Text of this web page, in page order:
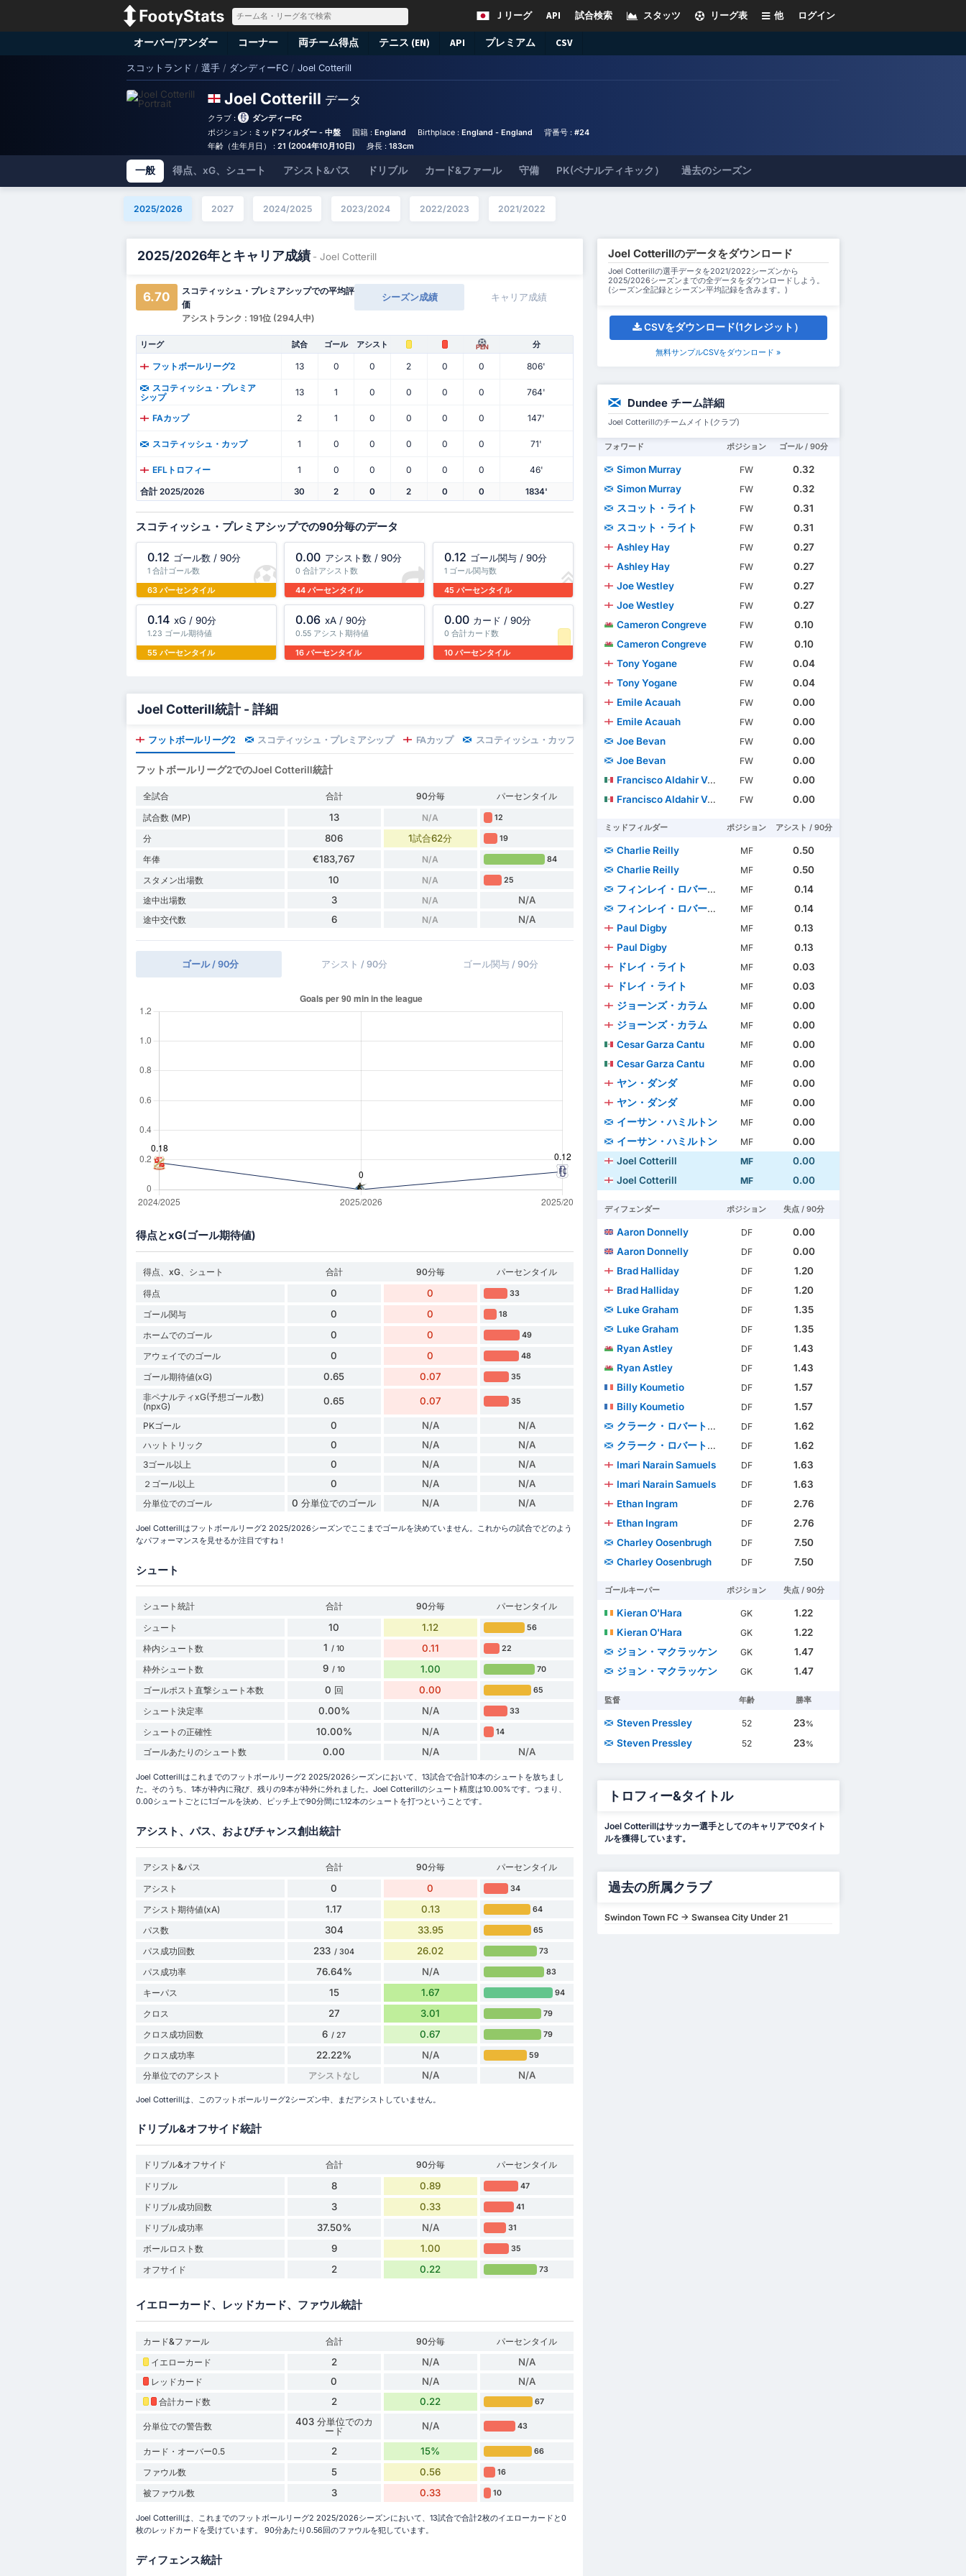
ログイン
他
リーグ表
スタッツ
試合検索
API
Ｊリーグ
オーバー/アンダー コーナー 両チーム得点 テニス (EN) API プレミアム CSV
スコットランド / 選手 / ダンディーFC / Joel Cotterill
Joel Cotterill データ
クラブ :
ダンディーFC
ポジション : ミッドフィルダー - 中盤 国籍 : England Birthplace :England - England 背番号 :#24
年齢（生年月日） : 21 (2004年10月10日) 身長 : 183cm
一般 得点、xG、シュート アシスト&パス ドリブル カード&ファール 守備 PK(ペナルティキック） 過去のシーズン
2025/2026 2027 2024/2025 2023/2024 2022/2023 2021/2022
2025/2026年とキャリア成績 - Joel Cotterill
6.70
スコティッシュ・プレミアシップでの平均評
価
アシストランク : 191位 (294人中)
シーズン成績 キャリア成績
リーグ 試合 ゴール アシスト PEN 分
フットボールリーグ2 13 0 0 2 0 0
806'
スコティッシュ・プレミア
シップ
13 1 0 0 0 0 764'
FAカップ 2 1 0 0 0 0 147'
スコティッシュ・カップ 1 0 0 0 0 0 71'
EFLトロフィー 1 0 0 0 0 0 46'
合計 2025/2026 30 2 0 2 0 0 1834'
スコティッシュ・プレミアシップでの90分毎のデータ
0.12 ゴール数 / 90分
1 合計ゴール数
63 パーセンタイル
0.00 アシスト数 / 90分
0 合計アシスト数
44 パーセンタイル
0.12 ゴール関与 / 90分
1 ゴール関与数
45 パーセンタイル
0.14 xG / 90分
1.23 ゴール期待値
55 パーセンタイル
0.06 xA / 90分
0.55 アシスト期待値
16 パーセンタイル
0.00 カード / 90分
0 合計カード数
10 パーセンタイル
Joel Cotterill統計 - 詳細
フットボールリーグ2 スコティッシュ・プレミアシップ FAカップ スコティッシュ・カップ EFLトロフィー
フットボールリーグ2でのJoel Cotterill統計
全試合 合計 90分毎
パーセンタイル
試合数 (MP)
13 N/A 12
分 806 1試合62分 19
年俸 €183,767 N/A 84
スタメン出場数 10 N/A 25
途中出場数 3 N/A N/A
途中交代数 6 N/A N/A
ゴール / 90分 アシスト / 90分 ゴール関与 / 90分
得点とxG(ゴール期待値)
得点、xG、シュート 合計 90分毎
パーセンタイル
得点
0 0 33
ゴール関与 0 0 18
ホームでのゴール 0 0 49
アウェイでのゴール 0 0 48
ゴール期待値(xG) 0.65 0.07 35
非ペナルティxG(予想ゴール数)
(npxG)
0.65 0.07 35
PKゴール 0 N/A N/A
ハットトリック 0 N/A N/A
3ゴール以上 0 N/A N/A
２ゴール以上 0 N/A N/A
分単位でのゴール 0 分単位でのゴール N/A N/A
Joel Cotterillはフットボールリーグ2 2025/2026シーズンでここまでゴールを決めていません。これからの試合でどのよう
なパフォーマンスを見せるか注目ですね！
シュート
シュート統計 合計 90分毎
パーセンタイル
シュート
10 1.12 56
枠内シュート数 1 / 10 0.11 22
枠外シュート数 9 / 10 1.00 70
ゴールポスト直撃シュート本数 0 回 0.00 65
シュート決定率 0.00% N/A 33
シュートの正確性 10.00% N/A 14
ゴールあたりのシュート数 0.00 N/A N/A
Joel Cotterillはこれまでのフットボールリーグ2 2025/2026シーズンにおいて、13試合で合計10本のシュートを放ちまし
た。そのうち、1本が枠内に飛び、残りの9本が枠外に外れました。Joel Cotterillのシュート精度は10.00%です。つまり、
0.00シュートごとに1ゴールを決め、ピッチ上で90分間に1.12本のシュートを打つということです。
アシスト、パス、およびチャンス創出統計
アシスト&パス 合計 90分毎
パーセンタイル
アシスト
0 0 34
アシスト期待値(xA) 1.17 0.13 64
パス数 304 33.95 65
パス成功回数 233 / 304 26.02 73
パス成功率 76.64% N/A 83
キーパス 15 1.67 94
クロス 27 3.01 79
クロス成功回数 6 / 27 0.67 79
クロス成功率 22.22% N/A 59
分単位でのアシスト アシストなし N/A N/A
Joel Cotterillは、このフットボールリーグ2シーズン中、まだアシストしていません。
ドリブル&オフサイド統計
ドリブル&オフサイド 合計 90分毎
パーセンタイル
ドリブル
8 0.89 47
ドリブル成功回数 3 0.33 41
ドリブル成功率 37.50% N/A 31
ボールロスト数 9 1.00 35
オフサイド 2 0.22 73
イエローカード、レッドカード、ファウル統計
カード&ファール 合計 90分毎
パーセンタイル
イエローカード
2 N/A N/A
レッドカード 0 N/A N/A
合計カード数 2 0.22 67
分単位での警告数
403 分単位でのカ
ード
N/A 43
カード・オーバー0.5 2 15% 66
ファウル数 5 0.56 16
被ファウル数 3 0.33 10
Joel Cotterillは、これまでのフットボールリーグ2 2025/2026シーズンにおいて、13試合で合計2枚のイエローカードと0
枚のレッドカードを受けています。 90分あたり0.56回のファウルを犯しています。
ディフェンス統計
Joel Cotterillのデータをダウンロード
Joel Cotterillの選手データを2021/2022シーズンから
2025/2026シーズンまでの全データをダウンロードしよう。
(シーズン全記録とシーズン平均記録を含みます。)
CSVをダウンロード(1クレジット）
無料サンプルCSVをダウンロード »
Dundee チーム詳細
Joel Cotterillのチームメイト(クラブ)
フォワード ポジション ゴール / 90分
Simon Murray FW
0.32
Simon Murray
FW
0.32
スコット・ライト
FW
0.31
スコット・ライト
FW
0.31
Ashley Hay
FW
0.27
Ashley Hay
FW
0.27
Joe Westley
FW
0.27
Joe Westley
FW
0.27
Cameron Congreve
FW
0.10
Cameron Congreve
FW
0.10
Tony Yogane
FW
0.04
Tony Yogane
FW
0.04
Emile Acauah
FW
0.00
Emile Acauah
FW
0.00
Joe Bevan
FW
0.00
Joe Bevan
FW
0.00
Francisco Aldahir Valenzuela López
FW
0.00
Francisco Aldahir Valenzuela López
FW 0.00
ミッドフィルダー ポジション アシスト / 90分
Charlie Reilly MF
0.50
Charlie Reilly
MF
0.50
フィンレイ・ロバートソン
MF
0.14
フィンレイ・ロバートソン
MF
0.14
Paul Digby
MF
0.13
Paul Digby
MF
0.13
ドレイ・ライト
MF
0.03
ドレイ・ライト
MF
0.03
ジョーンズ・カラム
MF
0.00
ジョーンズ・カラム
MF
0.00
Cesar Garza Cantu
MF
0.00
Cesar Garza Cantu
MF
0.00
ヤン・ダンダ
MF
0.00
ヤン・ダンダ
MF
0.00
イーサン・ハミルトン
MF
0.00
イーサン・ハミルトン
MF
0.00
Joel Cotterill
MF
0.00
Joel Cotterill
MF 0.00
ディフェンダー ポジション 失点 / 90分
Aaron Donnelly DF
0.00
Aaron Donnelly
DF
0.00
Brad Halliday
DF
1.20
Brad Halliday
DF
1.20
Luke Graham
DF
1.35
Luke Graham
DF
1.35
Ryan Astley
DF
1.43
Ryan Astley
DF
1.43
Billy Koumetio
DF
1.57
Billy Koumetio
DF
1.57
クラーク・ロバートソン
DF
1.62
クラーク・ロバートソン
DF
1.62
Imari Narain Samuels
DF
1.63
Imari Narain Samuels
DF
1.63
Ethan Ingram
DF
2.76
Ethan Ingram
DF
2.76
Charley Oosenbrugh
DF
7.50
Charley Oosenbrugh
DF 7.50
ゴールキーパー ポジション 失点 / 90分
Kieran O'Hara GK
1.22
Kieran O'Hara
GK
1.22
ジョン・マクラッケン
GK
1.47
ジョン・マクラッケン
GK 1.47
監督 年齢 勝率
Steven Pressley 52 23%
Steven Pressley 52 23%
トロフィー&タイトル
Joel Cotterillはサッカー選手としてのキャリアで0タイト
ルを獲得しています。
過去の所属クラブ
Swindon Town FC -> Swansea City Under 21